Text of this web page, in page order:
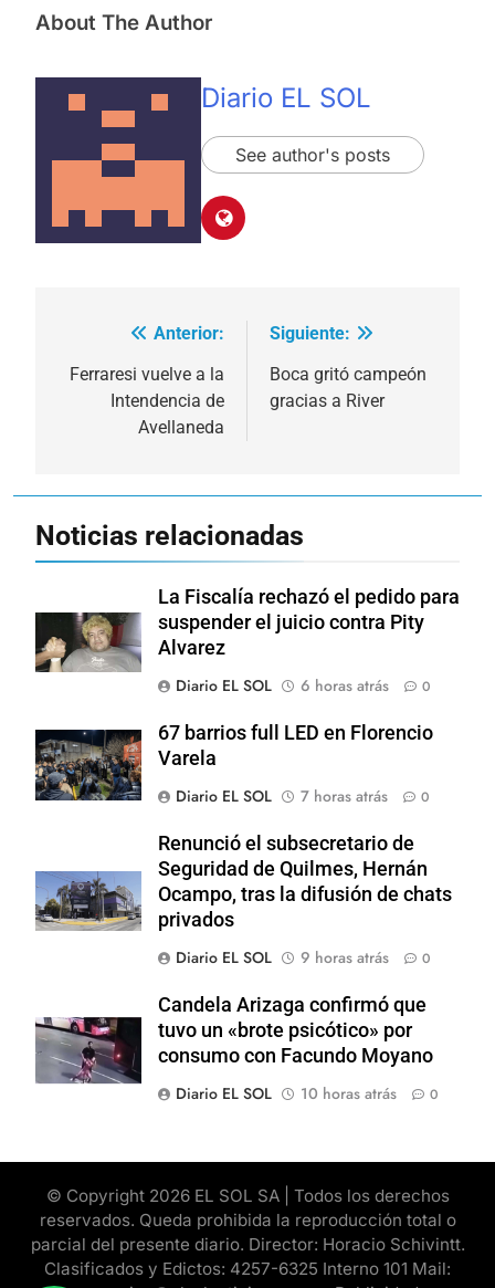
About The Author
Diario EL SOL
See author's posts
Navegación
de
entradas
Anterior:
Ferraresi vuelve a la
Intendencia de
Avellaneda
Siguiente:
Boca gritó campeón
gracias a River
Noticias relacionadas
La Fiscalía rechazó el pedido para
suspender el juicio contra Pity
Alvarez
Diario EL SOL
6 horas atrás 0
67 barrios full LED en Florencio
Varela
Diario EL SOL
7 horas atrás 0
Renunció el subsecretario de
Seguridad de Quilmes, Hernán
Ocampo, tras la difusión de chats
privados
Diario EL SOL
9 horas atrás 0
Candela Arizaga confirmó que
tuvo un «brote psicótico» por
consumo con Facundo Moyano
Diario EL SOL
10 horas atrás 0
© Copyright 2026 EL SOL SA | Todos los derechos
reservados. Queda prohibida la reproducción total o
parcial del presente diario. Director: Horacio Schivintt.
Clasificados y Edictos: 4257-6325 Interno 101 Mail: